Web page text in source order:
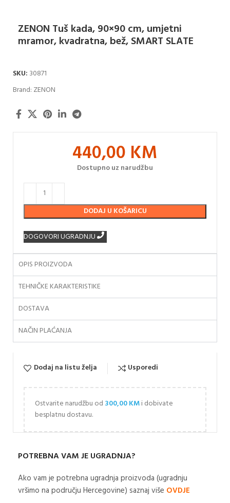
ZENON Tuš kada, 90×90 cm, umjetni
mramor, kvadratna, bež, SMART SLATE
SKU: 30871
Brand: ZENON
440,00 KM
Dostupno uz narudžbu
DODAJ U KOŠARICU
DOGOVORI UGRADNJU
OPIS PROIZVODA
TEHNIČKE KARAKTERISTIKE
DOSTAVA
NAČIN PLAĆANJA
Dodaj na listu želja Usporedi
Ostvarite narudžbu od 300,00KMi dobivate
besplatnu dostavu.
POTREBNA VAM JE UGRADNJA?
Ako vam je potrebna ugradnja proizvoda (ugradnju
vršimo na području Hercegovine) saznaj više OVDJE